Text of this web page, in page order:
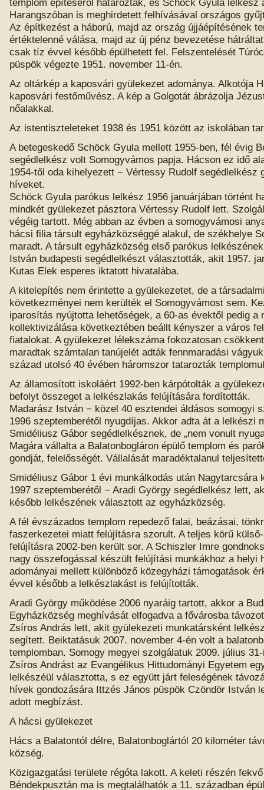
Harangszóban is meghirdetett felhívásával országos
Az építkezést a háború, majd az ország újjáépítésének
értéktelenné válása, majd az új pénz bevezetése
csak tíz évvel később épülhetett fel. Felszentelését
püspök végezte 1951. november 11-én.
Az oltárkép a kaposvári gyülekezet adománya. Alkotója
kaposvári festőművész. A kép a Golgotát ábrázolja
nőalakkal.
Az istentiszteleteket 1938 és 1951 között az iskolában
A betegeskedő Schöck Gyula mellett 1955-ben, fél évig
segédlelkész volt Somogyvámos papja. Hácson ez idő
1954-től oda kihelyezett − Vértessy Rudolf segédlelkész
híveket.
Schöck Gyula parókus lelkész 1956 januárjában történt
mindkét gyülekezet pásztora Vértessy Rudolf lett.
végéig tartott. Még abban az évben a somogyvámosi
hácsi filia társult egyházközséggé alakul, de székhelye
maradt. A társult egyházközség első parókus
István budapesti segédlelkészt választották, akit 1957.
Kutas Elek esperes iktatott hivatalába.
A kitelepítés nem érintette a gyülekezetet, de a
következményei nem kerülték el Somogyvámost sem.
iparosítás nyújtotta lehetőségek, a 60-as évektől pedig a
kollektivizálása következtében beállt kényszer a város
fiatalokat. A gyülekezet lélekszáma fokozatosan
maradtak számtalan tanújelét adták fennmaradási
század utolsó 40 évében háromszor tatarozták
Az államosított iskoláért 1992-ben kárpótolták a
befolyt összeget a lelkészlakás felújítására fordították.
Madarász István − közel 40 esztendei áldásos somogyi
1996 szeptemberétől nyugdíjas. Akkor adta át a lelkészi
Smidéliusz Gábor segédlelkésznek, de „nem vonult
Magára vállalta a Balatonbogláron épülő templom és
gondját, felelősségét. Vállalását maradéktalanul
Smidéliusz Gábor 1 évi munkálkodás után Nagytarcsára
1997 szeptemberétől − Aradi György segédlelkész lett,
később lelkészének választott az egyházközség.
A fél évszázados templom repedező falai, beázásai,
faszerkezetei miatt felújításra szorult. A teljes körű
felújításra 2002-ben került sor. A Schiszler Imre
nagy összefogással készült felújítási munkákhoz a helyi
adományai mellett különböző közegyházi támogatások
évvel később a lelkészlakást is felújították.
Aradi György működése 2006 nyaráig tartott, akkor a
Egyházközség meghívását elfogadva a fővárosba
Zsíros András lett, akit gyülekezeti munkatársként
segített. Beiktatásuk 2007. november 4-én volt a
templomban. Somogy megyei szolgálatuk 2009. július
Zsíros Andrást az Evangélikus Hittudományi Egyetem
lelkészéül választotta, s ez együtt járt feleségének
hívek gondozására Ittzés János püspök Czöndör István
adott megbízást.
A hácsi gyülekezet
Hács a Balatontól délre, Balatonboglártól 20 kilométer
község.
Közigazgatási területe régóta lakott. A keleti részén fekvő
Béndekpusztán ma is megtalálhatók a 11. században